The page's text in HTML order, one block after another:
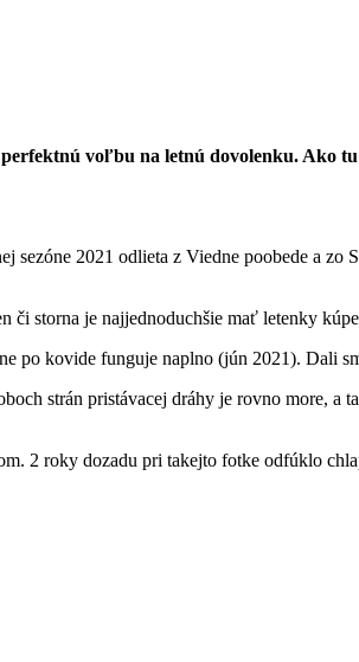
voľbu na letnú dovolenku. Ako
2021 odlieta z Viedne poobede a zo
či storna je najjednoduchšie mať letenky
po kovide funguje naplno (jún 2021). Dali
strán pristávacej dráhy je rovno more, a
2 roky dozadu pri takejto fotke odfúklo